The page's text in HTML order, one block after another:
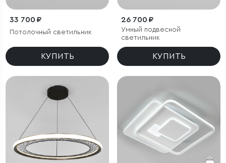
33 700 ₽
Потолочный светильник
КУПИТЬ
26 700 ₽
Умный подвесной
светильник
КУПИТЬ